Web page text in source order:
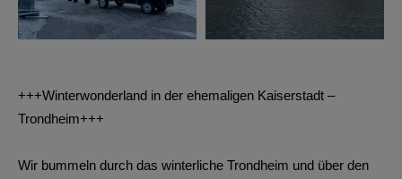
+++Winterwonderland in der ehemaligen Kaiserstadt –
Trondheim+++
Wir bummeln durch das winterliche Trondheim und über den